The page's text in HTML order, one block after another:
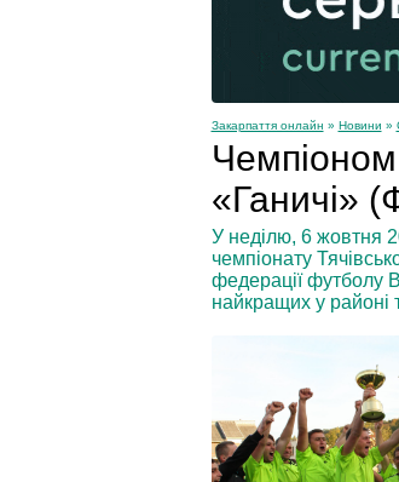
Закарпаття онлайн » Новини »
«Ганичі»
У неділю, 6 жовтня
чемпіонату
федерації футболу
найкращих у районі